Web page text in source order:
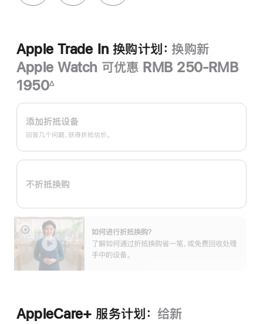
Apple Trade In 换购计划： 换购新
Apple Watch 可优惠 RMB 250-RMB
1950
注
∆
Apple
Trade
换
购
划：
添加折抵设备
回答几个问题，获得折抵估价。
不折抵换购
如何进行折抵换购？
了解如何通过折抵换购省一笔，或免费回收处理
手中的设备。
展
AppleCare+ 服务计划： 给新